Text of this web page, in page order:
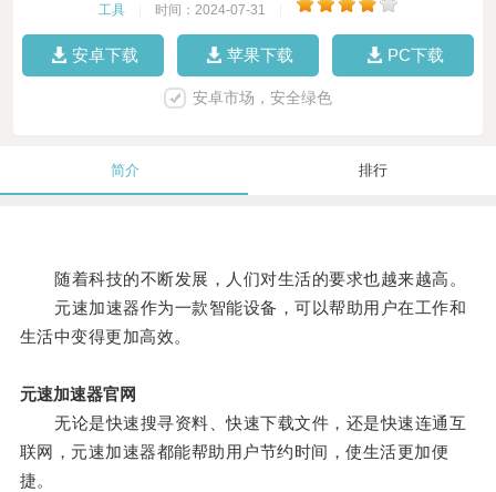
工具 时间：2024-07-31
安卓下载 苹果下载 PC下载
安卓市场，安全绿色
简介 排行
随着科技的不断发展，人们对生活的要求也越来越高。
元速加速器作为一款智能设备，可以帮助用户在工作和
生活中变得更加高效。
元速加速器官网
无论是快速搜寻资料、快速下载文件，还是快速连通互
联网，元速加速器都能帮助用户节约时间，使生活更加便
捷。